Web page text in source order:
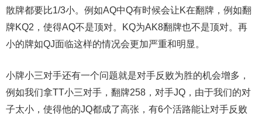
散牌都要比1/3小。例如AQ中Q有时候会让K在翻牌，例如翻
牌KQ2，使得AQ不是顶对。KQ为AK8翻牌也不是顶对。再
小的牌如QJ面临这样的情况会更加严重和明显。
小牌小三对手还有一个问题就是对手反败为胜的机会增多，
例如我们拿TT小三对手，翻牌258，对手JQ，由于我们的对
子太小，使得他的JQ都成了高张，有6个活路能让对手反败